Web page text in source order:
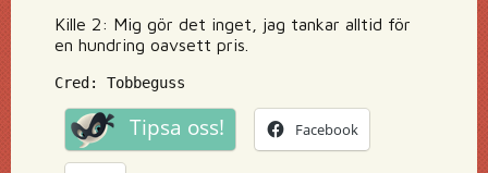
Kille 2: Mig gör det inget, jag tankar alltid för
en hundring oavsett pris.
Cred: Tobbeguss
Tipsa oss! Facebook